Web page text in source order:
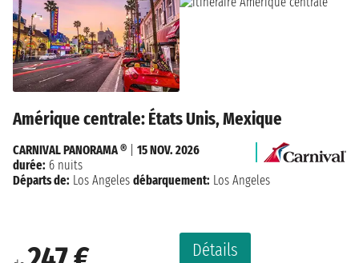
Amérique centrale: États Unis, Mexique
Détails
CARNIVAL PANORAMA ®
15 NOV. 2026
durée: 6 nuits
Départs de: Los Angeles débarquement: Los Angeles